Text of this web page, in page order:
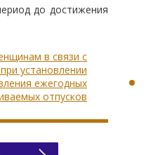
до достижения
в связи с
установлении
ежегодных
отпусков